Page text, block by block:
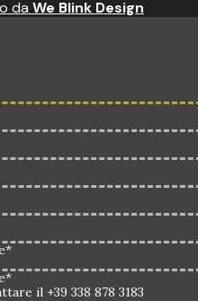
da We Blink Design
il +39 338 878 3183